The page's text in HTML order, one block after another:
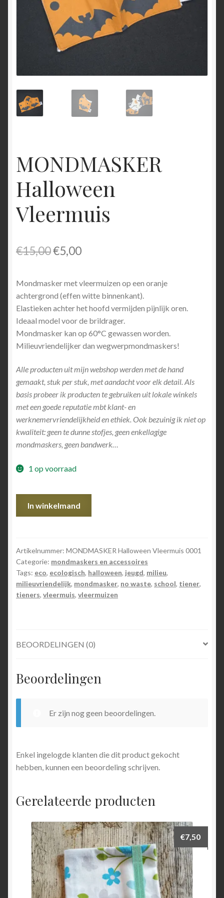
MONDMASKER
Halloween
Vleermuis
€15,00Oorspronkelijke
was:
€15,00.
€5,00Huidige
is:
€5,00.
Mondmasker met vleermuizen op een oranje
achtergrond (effen witte binnenkant).
Elastieken achter het hoofd vermijden pijnlijk oren.
Ideaal model voor de brildrager.
Mondmasker kan op 60°C gewassen worden.
Milieuvriendelijker dan wegwerpmondmaskers!
Alle producten uit mijn webshop werden met de hand
gemaakt, stuk per stuk, met aandacht voor elk detail. Als
basis probeer ik producten te gebruiken uit lokale winkels
met een goede reputatie mbt klant- en
werknemervriendelijkheid en ethiek. Ook bezuinig ik niet op
kwaliteit: geen te dunne stofjes, geen enkellagige
mondmaskers, geen bandwerk…
1 op voorraad
In winkelmand
Artikelnummer: MONDMASKER Halloween Vleermuis 0001
Categorie: mondmaskers en accessoires
Tags: eco, ecologisch, halloween, jeugd, milieu,
milieuvriendelijk, mondmasker, no waste, school, tiener,
tieners, vleermuis, vleermuizen
BEOORDELINGEN (0)
Beoordelingen
Er zijn nog geen beoordelingen.
Enkel ingelogde klanten die dit product gekocht
hebben, kunnen een beoordeling schrijven.
Gerelateerde producten
€7,50